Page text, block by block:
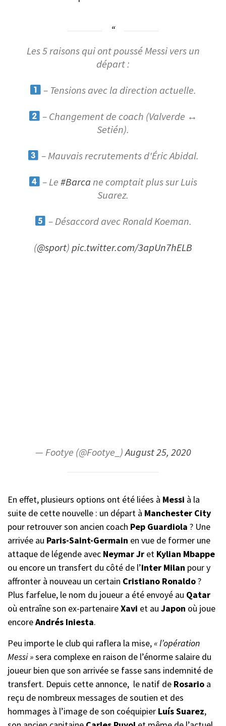
Les 5 raisons qui ont poussé Messi vers un
départ :
– Tensions avec la direction actuelle.
– Changement de coach (Valverde ↔️
Setién).
– Mauvais recrutements d'Éric Abidal.
– Le#Barcane comptait plus sur Luis
Suarez.
– Désaccord avec Ronald Koeman.
(@sport)pic.twitter.com/3apUn7hELB
— Footye (@Footye_)August 25, 2020
En effet, plusieurs options ont été liées à Messi à la
suite de cette nouvelle : un départ à Manchester City
pour retrouver son ancien coach Pep Guardiola ? Une
arrivée au Paris-Saint-Germain en vue de former une
attaque de légende avec Neymar Jr et Kylian Mbappe
ou encore un transfert du côté de l’Inter Milan pour y
affronter à nouveau un certain Cristiano Ronaldo?
Plus farfelue, le nom du joueur a été envoyé au Qatar
où entraîne son ex-partenaireXavi et au Japon où joue
encoreAndrés Iniesta.
Peu importe le club qui raflera la mise,« l’opération
Messi »sera complexe en raison de l’énorme salaire du
joueur bien que son arrivée se fasse sans indemnité de
transfert. Depuis cette annonce, le natif de Rosario a
reçu de nombreux messages de soutien et des
hommages à l’image de son coéquipier Luís Suarez,